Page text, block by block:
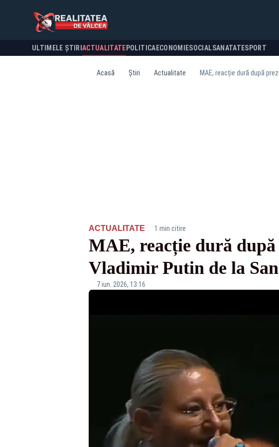
ULTIMELE ȘTIRI ACTUALITATE POLITICA ECONOMIESOCIALSANATATESPORT
Acasă Știri Actualitate MAE, reacție dură după
ACTUALITATE· 1 min citire
MAE, reacție dură
Vladimir Putin de la
7 iun. 2026, 13:16